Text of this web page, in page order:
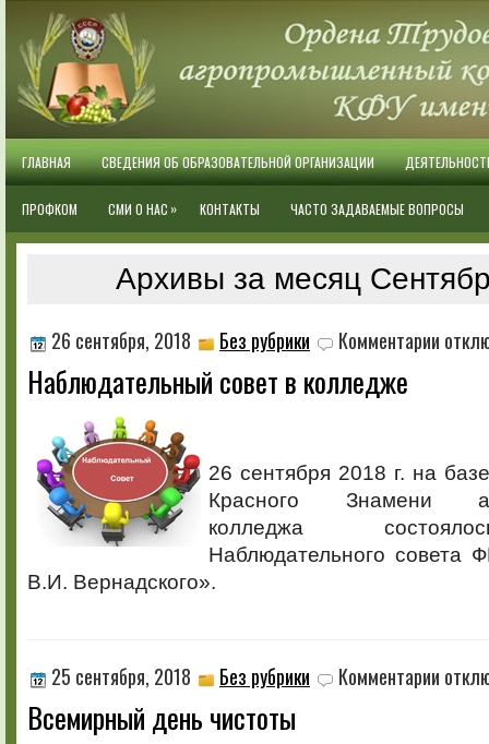
ГЛАВНАЯ СВЕДЕНИЯ ОБ ОБРАЗОВАТЕЛЬНОЙ ОРГАНИЗАЦИИ
ПРОФКОМ СМИ О НАС » КОНТАКТЫ ЧАСТО ЗАДАВАЕМЫЕ ВОПРОСЫ
Архивы за месяц
26 сентября, 2018 Без рубрики Комментарии записи
Наблюдательный совет в колледже
26 сентября 2018 г. на
Красного Знамени
колледжа
Наблюдательного
В.И. Вернадского».
25 сентября, 2018 Без рубрики Комментарии записи
Всемирный день чистоты